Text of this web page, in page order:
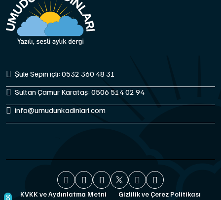
Şule Sepin içli: 0532 360 48 31
Sultan Çamur Karataş: 0506 514 02 94
info@umudunkadinlari.com
KVKK ve Aydınlatma Metni Gizlilik ve Çerez Politikası